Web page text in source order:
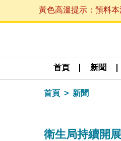
黃色高溫提示：預料
首頁 新聞
首頁 新聞
衛生局持續開